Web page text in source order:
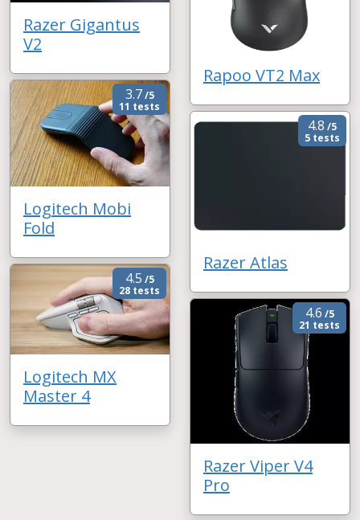
Razer Gigantus
V2
3.7/5
11 tests
Logitech Mobi
Fold
4.5 /5
28 tests
Logitech MX
Master 4
Rapoo VT2 Max
4.8 /5
5 tests
Razer Atlas
4.6 /5
21 tests
Razer Viper V4
Pro